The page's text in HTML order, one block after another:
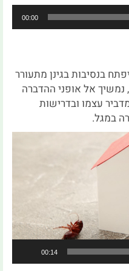
00:00
בנסיבות בגינן מתעורר
אל אופני ההדברה
עצמו ובדרישות
במגל.
00:14